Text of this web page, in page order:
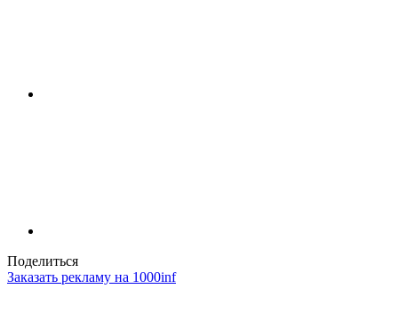
Поделиться
Заказать рекламу на 1000inf